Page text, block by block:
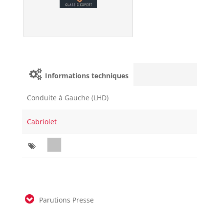
Informations techniques
Conduite à Gauche (LHD)
Cabriolet
Parutions Presse